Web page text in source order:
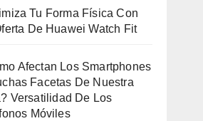
Tu Forma Física Con
De Huawei Watch Fit
Afectan Los Smartphones
Facetas De Nuestra
Versatilidad De Los
Móviles